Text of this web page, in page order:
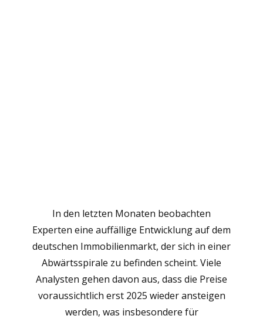
In den letzten Monaten beobachten
Experten eine auffällige Entwicklung auf dem
deutschen Immobilienmarkt, der sich in einer
Abwärtsspirale zu befinden scheint. Viele
Analysten gehen davon aus, dass die Preise
voraussichtlich erst 2025 wieder ansteigen
werden, was insbesondere für